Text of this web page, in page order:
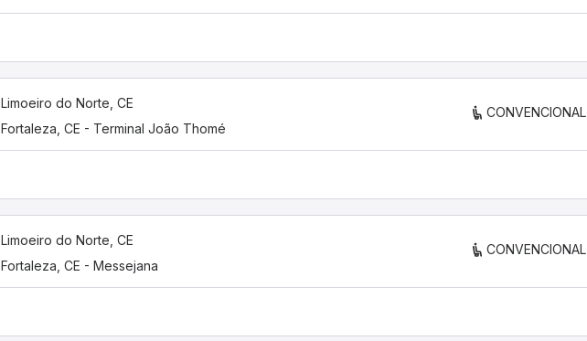
Limoeiro do Norte, CE
Fortaleza, CE - Terminal João Thomé
CONVENCIONAL
Limoeiro do Norte, CE
Fortaleza, CE - Messejana
CONVENCIONAL